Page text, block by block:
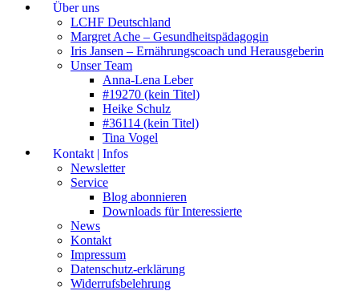
Über uns
LCHF Deutschland
Margret Ache – Gesundheitspädagogin
Iris Jansen – Ernährungscoach und Herausgeberin
Unser Team
Anna-Lena Leber
#19270 (kein Titel)
Heike Schulz
#36114 (kein Titel)
Tina Vogel
Kontakt | Infos
Newsletter
Service
Blog abonnieren
Downloads für Interessierte
News
Kontakt
Impressum
Datenschutz-erklärung
Widerrufsbelehrung